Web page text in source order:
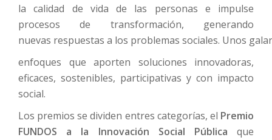
la calidad de vida de las personas e impulse
procesos de transformación, generando
nuevas respuestas a los problemas sociales. Unos
enfoques que aporten soluciones innovadoras,
eficaces, sostenibles, participativas y con impacto
social.
Los premios se dividen entres categorías, el Premio
FUNDOS a la Innovación Social Pública que